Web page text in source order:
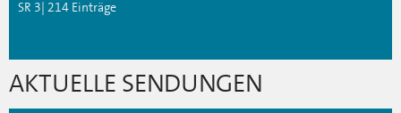
SR 3| 214 Einträge
AKTUELLE SENDUNGEN